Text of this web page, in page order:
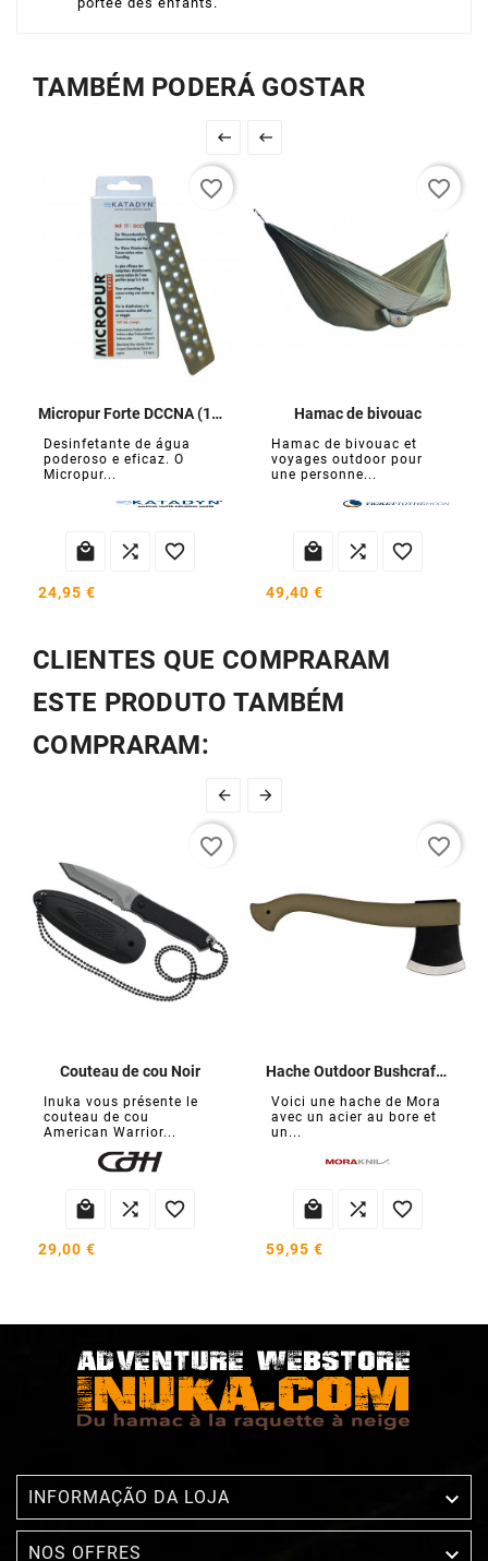
TAMBÉM PODERÁ GOSTAR
 
Micropur Forte DCCNA (100 comprimidos)
Desinfetante de água
poderoso e eficaz. O
Micropur...
  
24,95 €
favorite_border
Hamac de bivouac
Hamac de bivouac et
voyages outdoor pour
une personne...
  
49,40 €
favorite_border
CLIENTES QUE COMPRARAM
ESTE PRODUTO TAMBÉM
COMPRARAM:
 
Couteau de cou Noir
Inuka vous présente le
couteau de cou
American Warrior...
  
29,00 €
favorite_border
Hache Outdoor Bushcraft Mora
Voici une hache de Mora
avec un acier au bore et
un...
  
59,95 €
favorite_border
INFORMAÇÃO DA LOJA 
NOS OFFRES 